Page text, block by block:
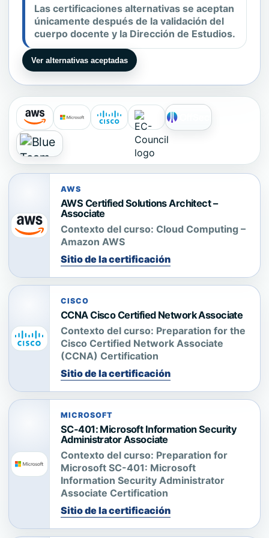
Las certificaciones alternativas se aceptan
únicamente después de la validación del
cuerpo docente y la Dirección de Estudios.
Ver alternativas aceptadas
AWS
AWS Certified Solutions Architect –
Associate
Contexto del curso: Cloud Computing –
Amazon AWS
Sitio de la certificación
CISCO
CCNA Cisco Certified Network Associate
Contexto del curso: Preparation for the
Cisco Certified Network Associate
(CCNA) Certification
Sitio de la certificación
MICROSOFT
SC-401: Microsoft Information Security
Administrator Associate
Contexto del curso: Preparation for
Microsoft SC-401: Microsoft
Information Security Administrator
Associate Certification
Sitio de la certificación